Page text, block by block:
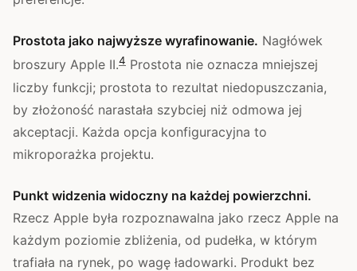
Prostota jako najwyższe wyrafinowanie. Nagłówek
broszury Apple II.4 Prostota nie oznacza mniejszej
liczby funkcji; prostota to rezultat niedopuszczania,
by złożoność narastała szybciej niż odmowa jej
akceptacji. Każda opcja konfiguracyjna to
mikroporażka projektu.
Punkt widzenia widoczny na każdej powierzchni.
Rzecz Apple była rozpoznawalna jako rzecz Apple na
każdym poziomie zbliżenia, od pudełka, w którym
trafiała na rynek, po wagę ładowarki. Produkt bez